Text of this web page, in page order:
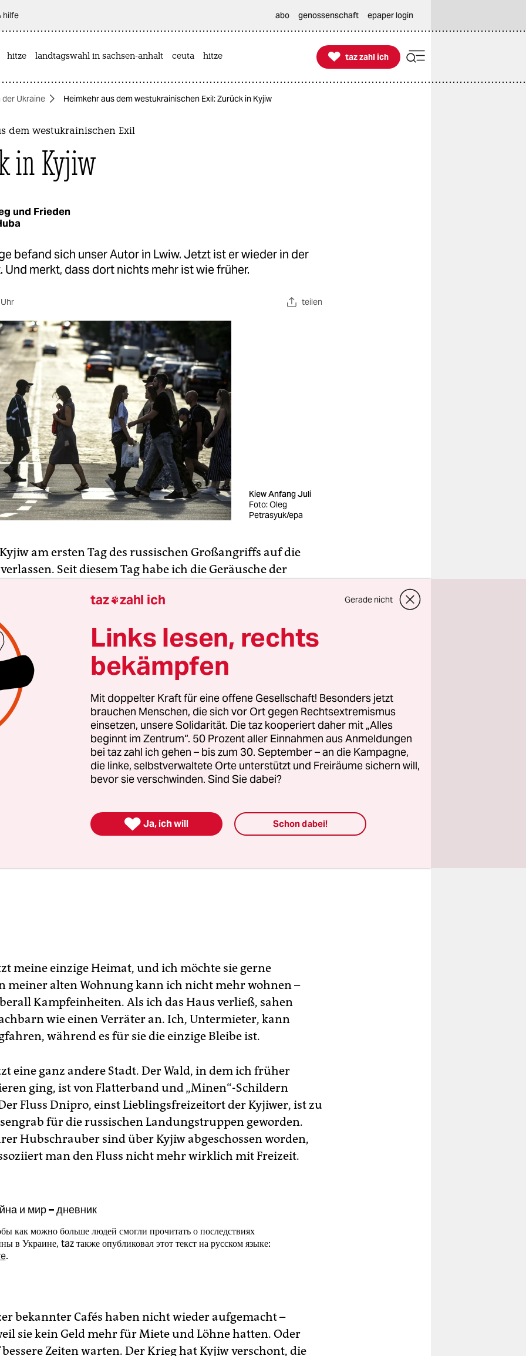
hilfe abo genossenschaft epaper login
hitze landtagswahl in sachsen-anhalt ceuta hitze 
taz zahl ich
taz zahl ich
der Ukraine Heimkehr aus dem westukrainischen Exil: Zurück in Kyjiw
dem westukrainischen Exil
in Kyjiw
und Frieden
befand sich unser Autor in Lwiw. Jetzt ist er wieder in der
Und merkt, dass dort nichts mehr ist wie früher.
teilen
Kiew Anfang Juli
Foto: Oleg
Petrasyuk/epa
am ersten Tag des russischen Großangriffs auf die
Seit diesem Tag habe ich die Geräusche der
Das Kriegs-Kyjiw habe ich kaum gesehen, ich erinnere
Staus und verstörte Menschen in der Metro.
in Kyjiw. Hundert Tage nach der Evakuierung bin ich
zurückgekehrt, in der ich die letzten sechs Jahre gelebt
sechs Jahren habe ich
besetzt, ich habe mein Elternhaus verloren – es
meine einzige Heimat, und ich möchte sie gerne
meiner alten Wohnung kann ich nicht mehr wohnen –
Kampfeinheiten. Als ich das Haus verließ, sahen
wie einen Verräter an. Ich, Untermieter, kann
während es für sie die einzige Bleibe ist.
eine ganz andere Stadt. Der Wald, in dem ich früher
ging, ist von Flatterband und „Minen“-Schildern
Fluss Dnipro, einst Lieblingsfreizeitort der Kyjiwer, ist zu
für die russischen Landungstruppen geworden.
Hubschrauber sind über Kyjiw abgeschossen worden,
man den Fluss nicht mehr wirklich mit Freizeit.
и мир – дневник
как можно больше людей смогли прочитать о последствиях
в Украине, taz также опубликовал этот текст на русском языке:
.
bekannter Cafés haben nicht wieder aufgemacht –
sie kein Geld mehr für Miete und Löhne hatten. Oder
Zeiten warten. Der Krieg hat Kyjiw verschont, die
taz zahl ich Gerade nicht
Links lesen, rechts
bekämpfen
Mit doppelter Kraft für eine offene Gesellschaft! Besonders jetzt
brauchen Menschen, die sich vor Ort gegen Rechtsextremismus
einsetzen, unsere Solidarität. Die taz kooperiert daher mit „Alles
beginnt im Zentrum“. 50 Prozent aller Einnahmen aus Anmeldungen
bei taz zahl ich gehen – bis zum 30. September – an die Kampagne,
die linke, selbstverwaltete Orte unterstützt und Freiräume sichern will,
bevor sie verschwinden. Sind Sie dabei?
 Ja, ich will Schon dabei!